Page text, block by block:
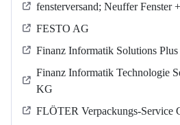
fensterversand; Neuffer Fenster
FESTO AG
Finanz Informatik Solutions
Finanz Informatik Technologie
KG
FLÖTER Verpackungs-Service